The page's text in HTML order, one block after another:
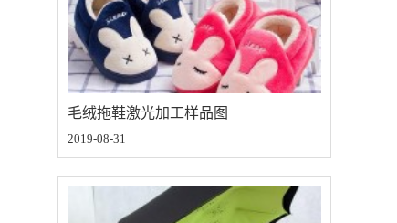
毛绒拖鞋激光加工样品图
2019-08-31